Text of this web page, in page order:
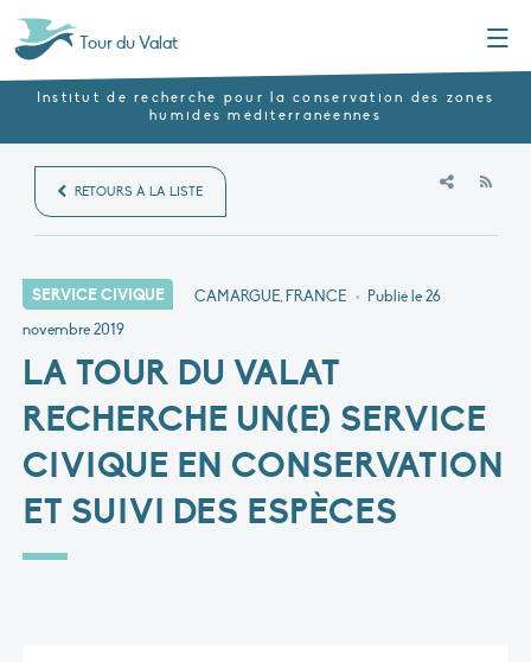
Tour du Valat
Institut de recherche pour la conservation des zones
humides méditerranéennes
RETOURS À LA LISTE
SERVICE CIVIQUE CAMARGUE, FRANCE • Publié le26
novembre 2019
LA TOUR DU VALAT
RECHERCHE UN(E) SERVICE
CIVIQUE EN CONSERVATION
ET SUIVI DES ESPÈCES